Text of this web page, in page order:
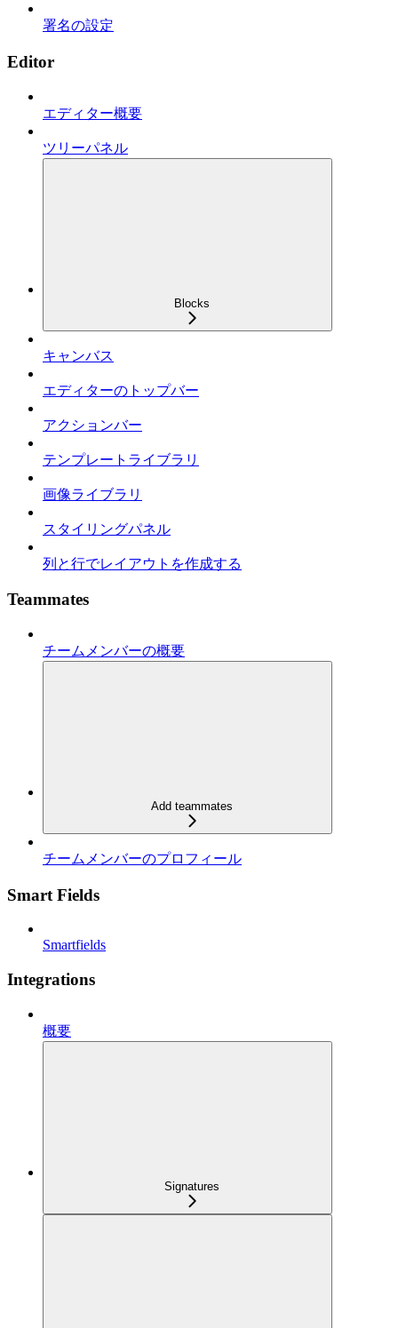
署名の設定
Editor
エディター概要
ツリーパネル
Blocks
キャンバス
エディターのトップバー
アクションバー
テンプレートライブラリ
画像ライブラリ
スタイリングパネル
列と行でレイアウトを作成する
Teammates
チームメンバーの概要
Add teammates
チームメンバーのプロフィール
Smart Fields
Smartfields
Integrations
概要
Signatures